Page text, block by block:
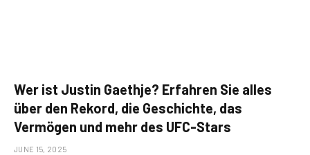
Wer ist Justin Gaethje? Erfahren Sie alles
über den Rekord, die Geschichte, das
Vermögen und mehr des UFC-Stars
JUNE 15, 2025